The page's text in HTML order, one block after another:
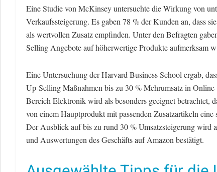
Eine Studie von McKinsey untersuchte die Wirkung von
Verkaufssteigerung. Es gaben 78 % der Kunden an, dass
als wertvollen Zusatz empfinden. Unter den Befragten
Selling Angebote auf höherwertige Produkte aufmerksam
Eine Untersuchung der Harvard Business School ergab,
Up-Selling Maßnahmen bis zu 30 % Mehrumsatz in
Bereich Elektronik wird als besonders geeignet betrachtet,
von einem Hauptprodukt mit passenden Zusatzartikeln
Der Ausblick auf bis zu rund 30 % Umsatzsteigerung wird
und Auswertungen des Geschäfts auf Amazon bestätigt.